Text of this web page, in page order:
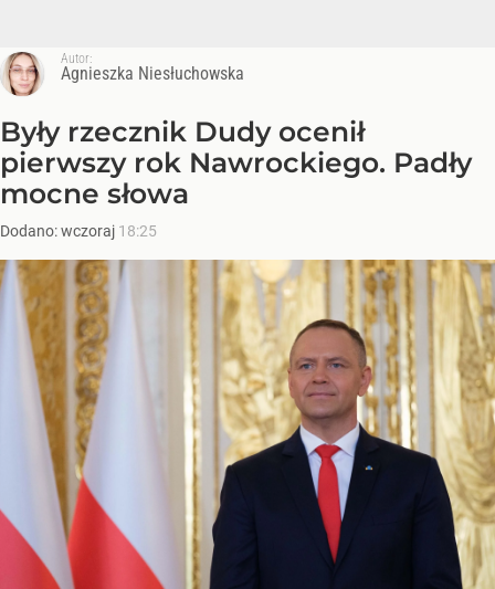
Autor:
Agnieszka Niesłuchowska
Były rzecznik Dudy ocenił
pierwszy rok Nawrockiego. Padły
mocne słowa
Dodano:wczoraj 18:25